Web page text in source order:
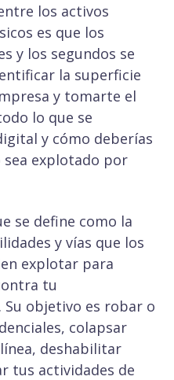
los activos
es que los
y los segundos se
la superficie
y tomarte el
lo que se
y cómo deberías
explotado por
se define como la
y vías que los
explotar para
tu
objetivo es robar o
colapsar
deshabilitar
tus actividades de